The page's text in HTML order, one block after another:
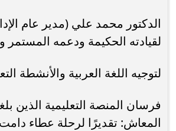
​الدكتور محمد علي (مدير عام
لقيادته الحكيمة ودعمه المستمر
لتوجيه اللغة العربية والأنشطة
​فرسان المنصة التعليمية الذين
المعاش: تقديرًا لرحلة عطاء